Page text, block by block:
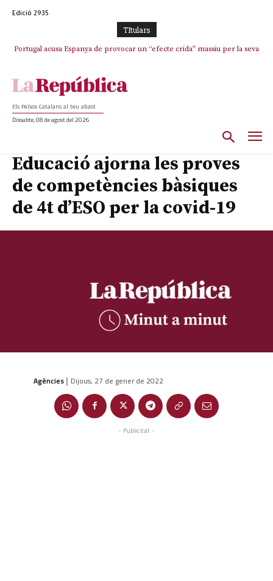
Edició 2935
TItulars
Portugal acusa Espanya de provocar un “efecte crida” massiu per la seva
Els Països Catalans al teu abast
Dissabte, 08 de agost del 2026
Educació ajorna les proves
de competències bàsiques
de 4t d’ESO per la covid-19
Agències | Dijous, 27 de gener de 2022
- Publicitat -